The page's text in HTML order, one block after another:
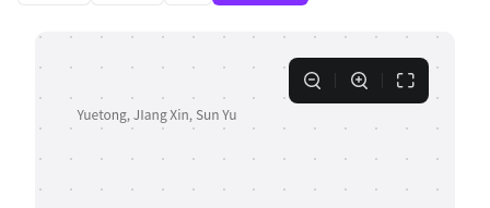
客户案例
支持
帮助中心